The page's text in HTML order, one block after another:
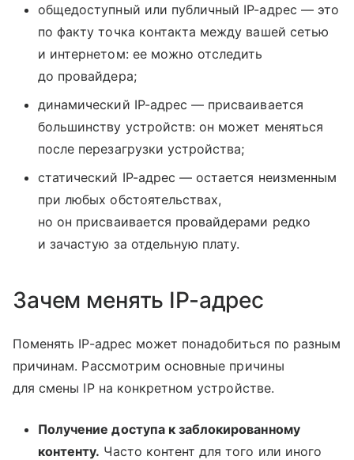
общедоступный или публичный IP-адрес — это
по факту точка контакта между вашей сетью
и интернетом: ее можно отследить
до провайдера;
динамический IP-адрес — присваивается
большинству устройств: он может меняться
после перезагрузки устройства;
статический IP-адрес — остается неизменным
при любых обстоятельствах,
но он присваивается провайдерами редко
и зачастую за отдельную плату.
Зачем менять IP-адрес
Поменять IP-адрес может понадобиться по разным
причинам. Рассмотрим основные причины
для смены IP на конкретном устройстве.
Получение доступа к заблокированному
контенту. Часто контент для того или иного